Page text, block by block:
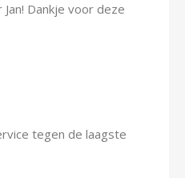
Dankje voor deze
tegen de laagste